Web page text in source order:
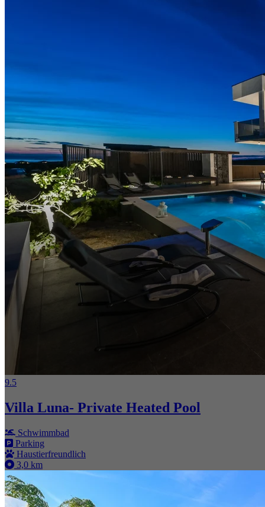
9.5
Villa Luna- Private Heated Pool
Schwimmbad
Parking
Haustierfreundlich
3,0 km